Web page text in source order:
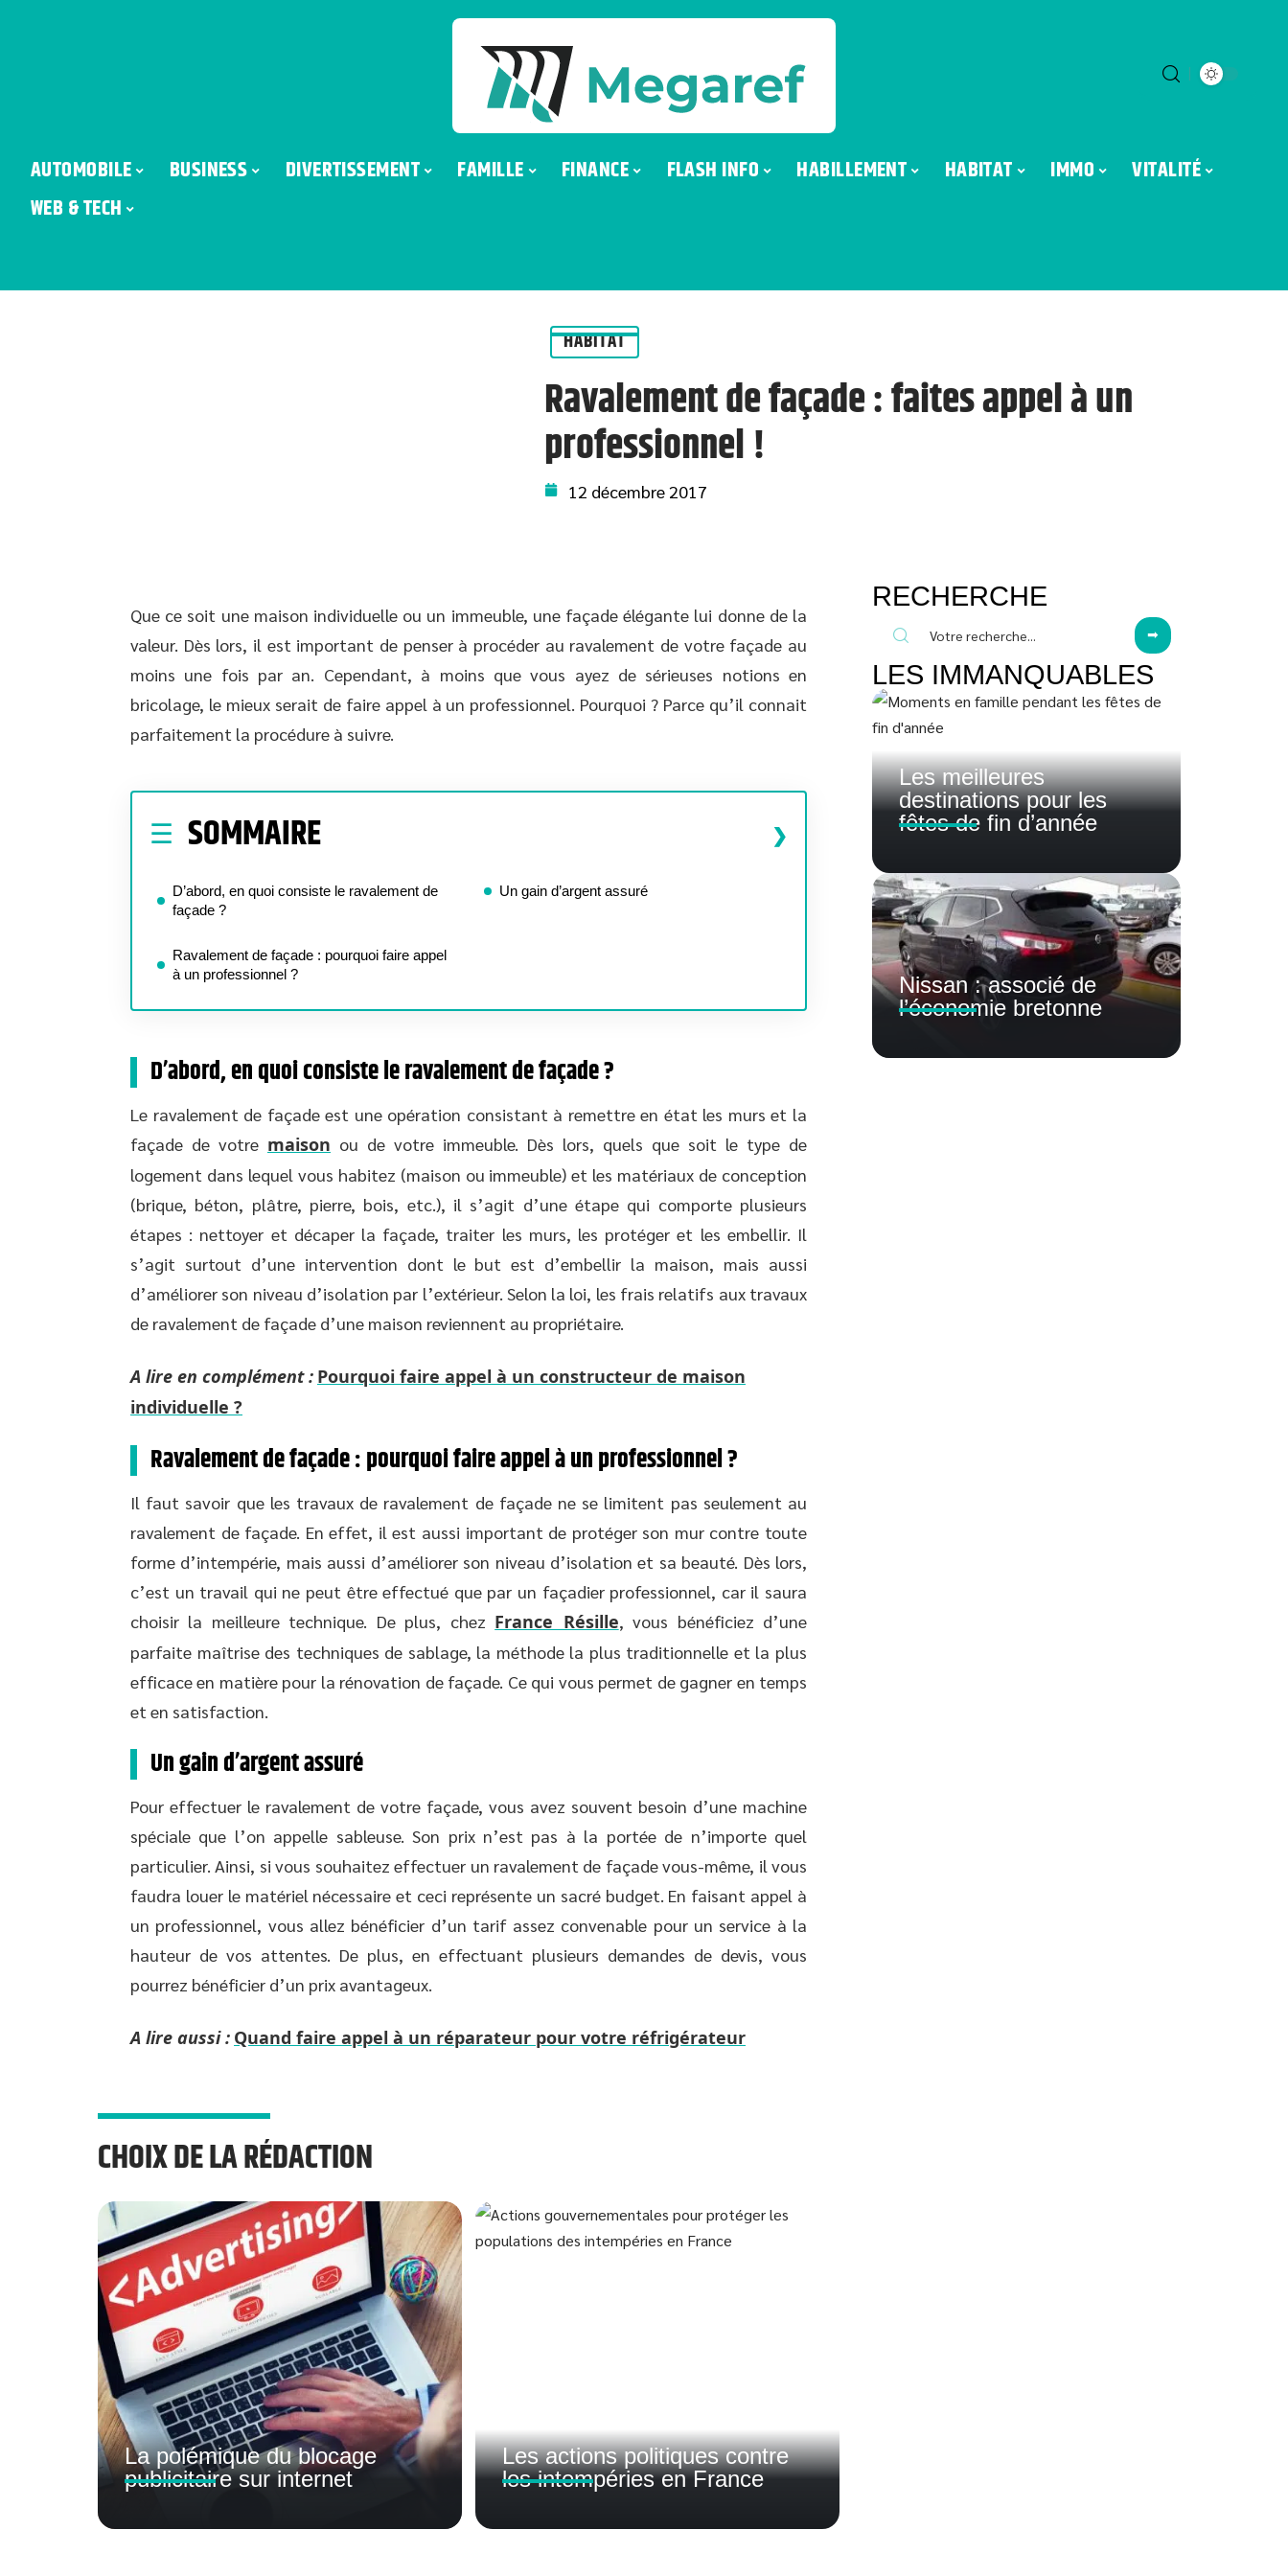
AUTOMOBILE BUSINESS DIVERTISSEMENT FAMILLE FINANCE FLASH INFO HABILLEMENT HABITAT IMMO
VITALITÉ
WEB & TECH
HABITAT
Ravalement de façade : faites appel à un
professionnel !
12 décembre 2017
Que ce soit une maison individuelle ou un immeuble, une façade élégante lui donne de la
valeur. Dès lors, il est important de penser à procéder au ravalement de votre façade au
moins une fois par an. Cependant, à moins que vous ayez de sérieuses notions en
bricolage, le mieux serait de faire appel à un professionnel. Pourquoi ? Parce qu’il connait
parfaitement la procédure à suivre.
SOMMAIRE
D’abord, en quoi consiste le ravalement de
façade ?
Ravalement de façade : pourquoi faire appel
à un professionnel ?
Un gain d’argent assuré
D’abord, en quoi consiste le ravalement de façade ?
Le ravalement de façade est une opération consistant à remettre en état les murs et la
façade de votre maison ou de votre immeuble. Dès lors, quels que soit le type de
logement dans lequel vous habitez (maison ou immeuble) et les matériaux de conception
(brique, béton, plâtre, pierre, bois, etc.), il s’agit d’une étape qui comporte plusieurs
étapes : nettoyer et décaper la façade, traiter les murs, les protéger et les embellir. Il
s’agit surtout d’une intervention dont le but est d’embellir la maison, mais aussi
d’améliorer son niveau d’isolation par l’extérieur. Selon la loi, les frais relatifs aux travaux
de ravalement de façade d’une maison reviennent au propriétaire.
A lire en complément : Pourquoi faire appel à un constructeur de maison
individuelle ?
Ravalement de façade : pourquoi faire appel à un professionnel ?
Il faut savoir que les travaux de ravalement de façade ne se limitent pas seulement au
ravalement de façade. En effet, il est aussi important de protéger son mur contre toute
forme d’intempérie, mais aussi d’améliorer son niveau d’isolation et sa beauté. Dès lors,
c’est un travail qui ne peut être effectué que par un façadier professionnel, car il saura
choisir la meilleure technique. De plus, chez France Résille, vous bénéficiez d’une
parfaite maîtrise des techniques de sablage, la méthode la plus traditionnelle et la plus
efficace en matière pour la rénovation de façade. Ce qui vous permet de gagner en temps
et en satisfaction.
Un gain d’argent assuré
Pour effectuer le ravalement de votre façade, vous avez souvent besoin d’une machine
spéciale que l’on appelle sableuse. Son prix n’est pas à la portée de n’importe quel
particulier. Ainsi, si vous souhaitez effectuer un ravalement de façade vous-même, il vous
faudra louer le matériel nécessaire et ceci représente un sacré budget. En faisant appel à
un professionnel, vous allez bénéficier d’un tarif assez convenable pour un service à la
hauteur de vos attentes. De plus, en effectuant plusieurs demandes de devis, vous
pourrez bénéficier d’un prix avantageux.
A lire aussi : Quand faire appel à un réparateur pour votre réfrigérateur
CHOIX DE LA RÉDACTION
La polémique du blocage
publicitaire sur internet
Les actions politiques contre
les intempéries en France
RECHERCHE
LES IMMANQUABLES
Les meilleures
destinations pour les
fêtes de fin d’année
Nissan : associé de
l’économie bretonne